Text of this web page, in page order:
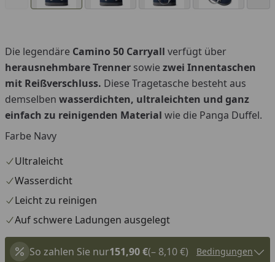
Die legendäre Camino 50 Carryall verfügt über
herausnehmbare Trenner sowie zwei Innentaschen
mit Reißverschluss. Diese Tragetasche besteht aus
demselben wasserdichten, ultraleichten und ganz
einfach zu reinigenden Material wie die Panga Duffel.
Farbe Navy
Ultraleicht
Wasserdicht
Leicht zu reinigen
Auf schwere Ladungen ausgelegt
So zahlen Sie nur151,90 €(– 8,10 €) Bedingungen